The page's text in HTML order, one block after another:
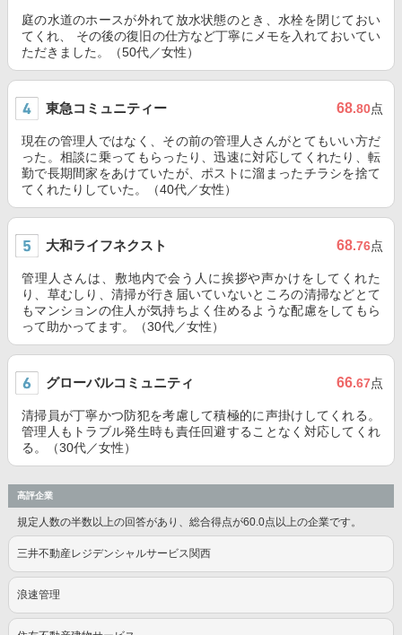
庭の水道のホースが外れて放水状態のとき、水栓を閉じておい
てくれ、 その後の復旧の仕方など丁寧にメモを入れておいてい
ただきました。（50代／女性）
東急コミュニティー 68.80点
現在の管理人ではなく、その前の管理人さんがとてもいい方だ
った。相談に乗ってもらったり、迅速に対応してくれたり、転
勤で長期間家をあけていたが、ポストに溜まったチラシを捨て
てくれたりしていた。（40代／女性）
大和ライフネクスト 68.76点
管理人さんは、敷地内で会う人に挨拶や声かけをしてくれた
り、草むしり、清掃が行き届いていないところの清掃などとて
もマンションの住人が気持ちよく住めるような配慮をしてもら
って助かってます。（30代／女性）
グローバルコミュニティ 66.67点
清掃員が丁寧かつ防犯を考慮して積極的に声掛けしてくれる。
管理人もトラブル発生時も責任回避することなく対応してくれ
る。（30代／女性）
高評企業
規定人数の半数以上の回答があり、総合得点が60.0点以上の企業です。
三井不動産レジデンシャルサービス関西
浪速管理